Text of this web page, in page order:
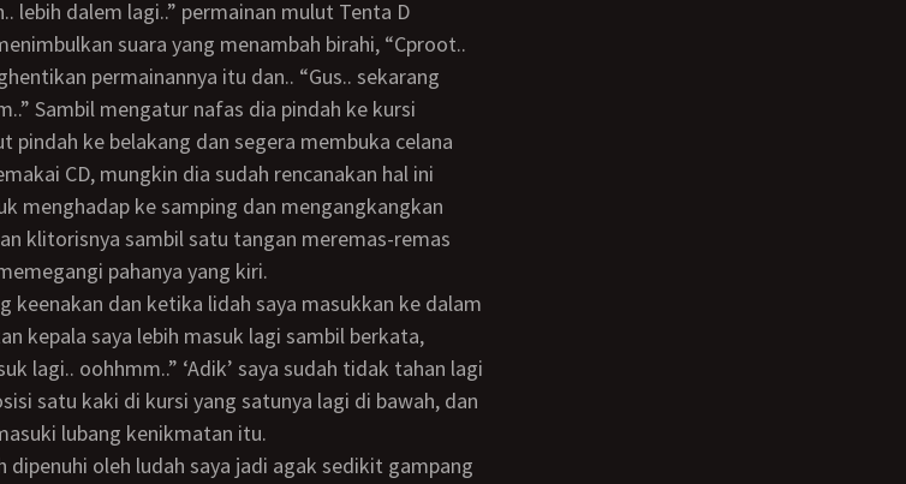
lebih dalem lagi..” permainan mulut Tenta D
suara yang menambah birahi, “Cproot..
permainannya itu dan.. “Gus.. sekarang
Sambil mengatur nafas dia pindah ke kursi
pindah ke belakang dan segera membuka celana
CD, mungkin dia sudah rencanakan hal ini
menghadap ke samping dan mengangkangkan
klitorisnya sambil satu tangan meremas-remas
pahanya yang kiri.
kepala saya lebih masuk lagi sambil berkata,
lagi.. oohhmm..” ‘Adik’ saya sudah tidak tahan lagi
satu kaki di kursi yang satunya lagi di bawah, dan
lubang kenikmatan itu.